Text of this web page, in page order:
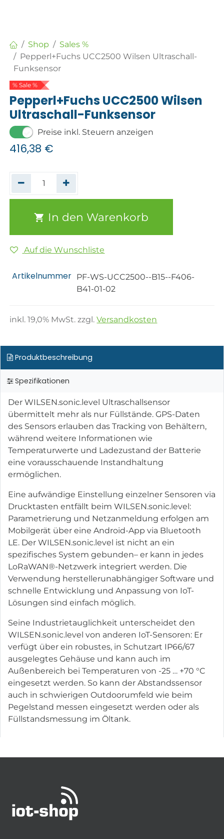
Shop
Sales %
Pepperl+Fuchs UCC2500 Wilsen Ultraschall-
Funksensor
% Sale %
Pepperl+Fuchs UCC2500 Wilsen
Ultraschall-Funksensor
Preise inkl. Steuern anzeigen
416,38 €
In den Warenkorb
Auf die Wunschliste
Artikelnummer PF-WS-UCC2500--B15--F406-
B41-01-02
inkl.19,0% MwSt. zzgl.Versandkosten
Produktbeschreibung
Spezifikationen
Der WILSEN.sonic.level Ultraschallsensor
übermittelt mehr als nur Füllstände. GPS-Daten
des Sensors erlauben das Tracking von Behältern,
während weitere Informationen wie
Temperaturwerte und Ladezustand der Batterie
eine vorausschauende Instandhaltung
ermöglichen.
Eine aufwändige Einstellung einzelner Sensoren via
Drucktasten entfällt beim WILSEN.sonic.level:
Parametrierung und Netzanmeldung erfolgen am
Mobilgerät über eine Android-App via Bluetooth
LE. Der WILSEN.sonic.level ist nicht an ein
spezifisches System gebunden– er kann in jedes
LoRaWAN®-Netzwerk integriert werden. Die
Verwendung herstellerunabhängiger Software und
schnelle Entwicklung und Anpassung von IoT-
Lösungen sind einfach möglich.
Seine Industrietauglichkeit unterscheidet den
WILSEN.sonic.level von anderen IoT-Sensoren: Er
verfügt über ein robustes, in Schutzart IP66/67
ausgelegtes Gehäuse und kann auch im
Außenbereich bei Temperaturen von -25 … +70 °C
eingesetzt werden. So kann der Abstandssensor
auch in schwierigen Outdoorumfeld wie beim
Pegelstand messen eingesetzt werden oder als
Füllstandsmessung im Öltank.